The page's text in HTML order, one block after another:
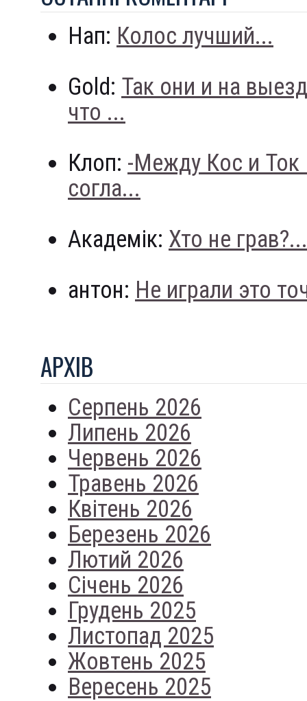
Нап: Колос лучший...
Gold: Так они и на
что ...
Клоп: -Между Кос и
согла...
Академік: Хто не грав?...
антон: Не играли это
АРХIВ
Серпень 2026
Липень 2026
Червень 2026
Травень 2026
Квітень 2026
Березень 2026
Лютий 2026
Січень 2026
Грудень 2025
Листопад 2025
Жовтень 2025
Вересень 2025